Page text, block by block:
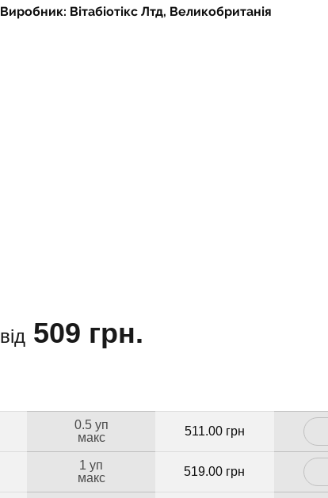
Виробник: Вітабіотікс Лтд, Великобританія
від 509 грн.
0.5 уп
макс
511.00 грн
1 уп
макс
519.00 грн